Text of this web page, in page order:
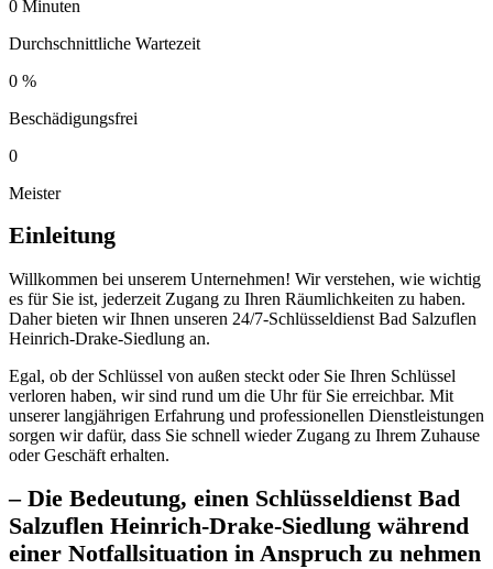
0 Minuten
Durchschnittliche Wartezeit
0 %
Beschädigungsfrei
0
Meister
Einleitung
Willkommen bei unserem Unternehmen!​ Wir verstehen, wie wichtig
es für Sie ist, jederzeit Zugang zu Ihren Räumlichkeiten zu haben.​
Daher bieten wir Ihnen unseren 24/7-Schlüsseldienst Bad Salzuflen
Heinrich-Drake-Siedlung an.
Egal, ob der Schlüssel von außen steckt oder Sie Ihren Schlüssel
verloren haben, wir sind rund um die Uhr für Sie erreichbar.​ Mit
unserer langjährigen Erfahrung und professionellen Dienstleistungen
sorgen wir dafür, dass Sie schnell wieder Zugang zu Ihrem Zuhause
oder Geschäft erhalten.​
– Die Bedeutung, einen Schlüsseldienst Bad
Salzuflen Heinrich-Drake-Siedlung während
einer Notfallsituation in Anspruch zu nehmen